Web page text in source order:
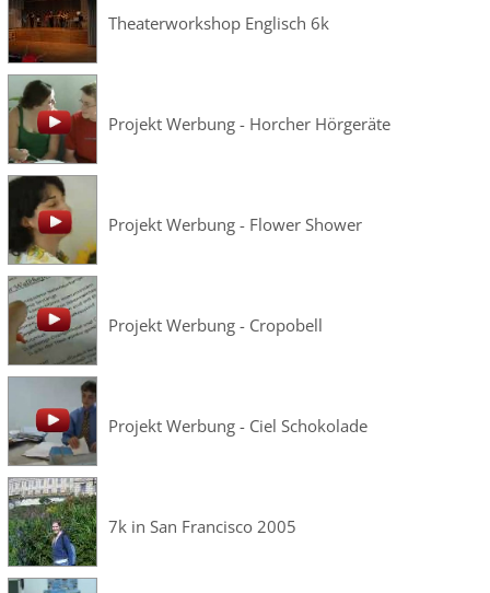
Theaterworkshop Englisch 6k
Projekt Werbung - Horcher Hörgeräte
Projekt Werbung - Flower Shower
Projekt Werbung - Cropobell
Projekt Werbung - Ciel Schokolade
7k in San Francisco 2005